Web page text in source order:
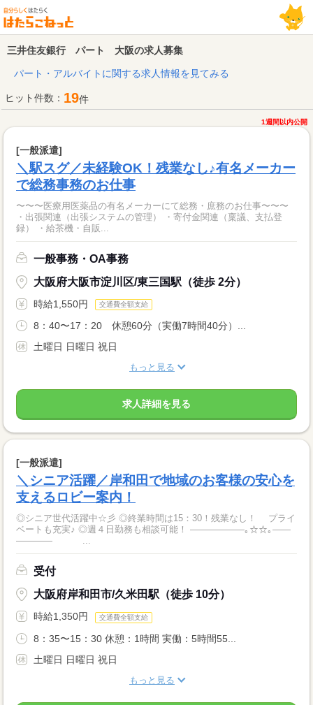
三井住友銀行 パート 大阪の求人募集
パート・アルバイトに関する求人情報を見てみる
ヒット件数： 19件
1週間以内公開
[一般派遣]
＼駅スグ／未経験OK！残業なし♪有名メーカー
で総務事務のお仕事
〜〜〜医療用医薬品の有名メーカーにて総務・庶務のお仕事〜〜〜
・出張関連（出張システムの管理） ・寄付金関連（稟議、支払登
録） ・給茶機・自販...
一般事務・OA事務
大阪府大阪市淀川区/東三国駅（徒歩 2分）
時給1,550円 交通費全額支給
8：40〜17：20 休憩60分（実働7時間40分）...
土曜日 日曜日 祝日
もっと見る
求人詳細を見る
[一般派遣]
＼シニア活躍／岸和田で地域のお客様の安心を
支えるロビー案内！
◎シニア世代活躍中☆彡 ◎終業時間は15：30！残業なし！ プライ
ベートも充実♪ ◎週４日勤務も相談可能！ ――――――｡☆☆｡――
―――― ...
受付
大阪府岸和田市/久米田駅（徒歩 10分）
時給1,350円 交通費全額支給
8：35〜15：30 休憩：1時間 実働：5時間55...
土曜日 日曜日 祝日
もっと見る